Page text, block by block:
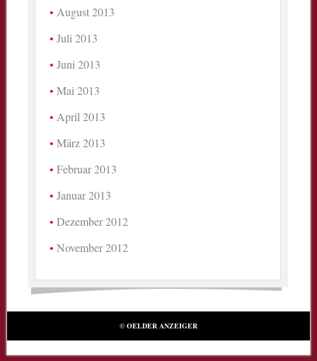
August 2013
Juli 2013
Juni 2013
Mai 2013
April 2013
März 2013
Februar 2013
Januar 2013
Dezember 2012
November 2012
© OELDER ANZEIGER